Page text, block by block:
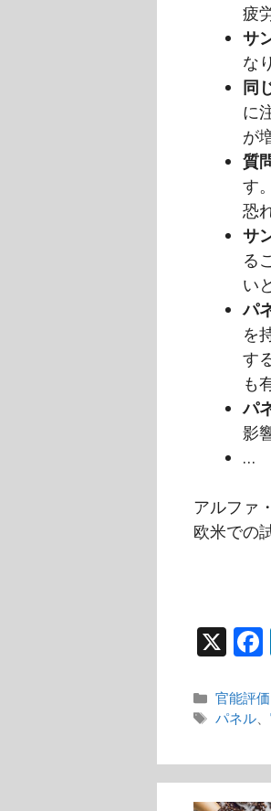
疲
サ
な
同
に
が
質
す
恐
サ
る
い
パ
を
す
も
パ
影
…
アルファ
欧米での
X
c
カ
テ
官能評価
タ
パネル、